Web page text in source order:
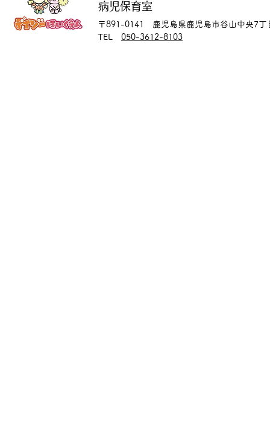
病児保育室
〒891-0141 鹿児島県鹿児島市谷山中央7丁
​TEL 050-3612-8103